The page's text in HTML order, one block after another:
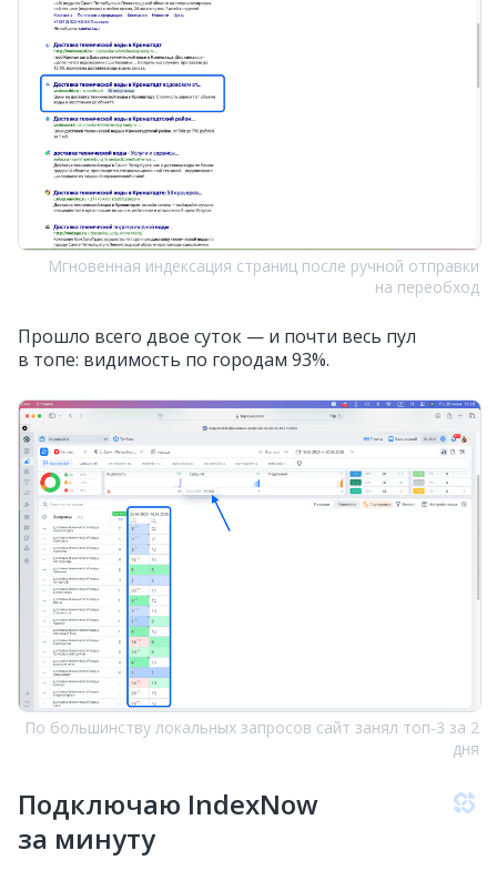
Мгновенная индексация страниц после ручной отправки
на переобход
Прошло всего двое суток — и почти весь пул
в топе: видимость по городам 93%.
По большинству локальных запросов сайт занял топ‑3 за 2
дня
Подключаю IndexNow
за минуту